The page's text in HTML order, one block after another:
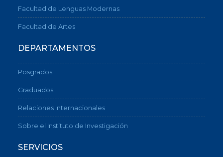
Facultad de Lenguas Modernas
Facultad de Artes
DEPARTAMENTOS
Posgrados
Graduados
Relaciones Internacionales
Sobre el Instituto de Investigación
SERVICIOS